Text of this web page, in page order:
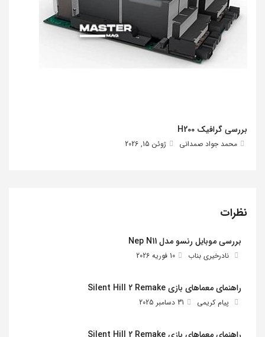
بررسی گرافیک H200
محمد جواد صمدانی ژوئن 15, 2026
نظرات
بررسی موبایل رنسو مدل Nep N11
نادرخیری بناب 10 فوریه 2026
راهنمای معماهای بازی Silent Hill 2 Remake
پیام کریمی 31 دسامبر 2025